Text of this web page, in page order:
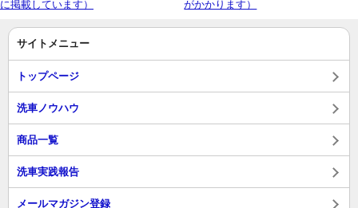
に掲載しています）
がかかります）
サイトメニュー
トップページ
洗車ノウハウ
商品一覧
洗車実践報告
メールマガジン登録